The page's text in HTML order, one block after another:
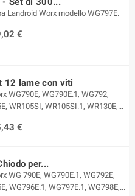
Landroid Worx modello WG797E.
€
12 lame con viti
WG790E, WG790E.1, WG792,
WR105SI, WR105SI.1, WR130E,...
€
per...
WG 790E, WG790E.1, WG792E,
WG796E.1, WG797E.1, WG798E,...